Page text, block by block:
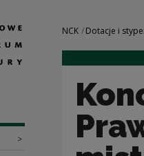
>
Nawigacja
NCK Dotacje i